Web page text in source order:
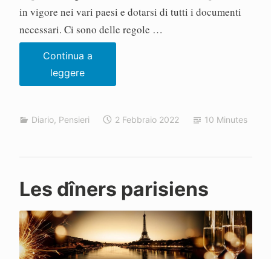
in vigore nei vari paesi e dotarsi di tutti i documenti
necessari. Ci sono delle regole …
Continua a
leggereViaggiare
è
equilibrio
la
Diario, Pensieri 2 Febbraio 2022 10 Minutes
Les dîners parisiens
P
a
o
l
o